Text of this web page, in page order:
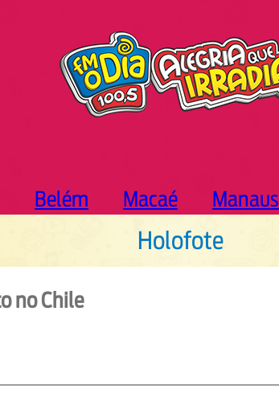
Belém Macaé Manaus
Holofote
no Chile